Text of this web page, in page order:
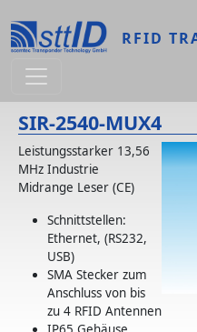
RFID
SIR-2540-MUX4
Leistungsstarker 13,56
MHz Industrie
Midrange Leser (CE)
Schnittstellen:
Ethernet, (RS232,
USB)
SMA Stecker zum
Anschluss von bis
zu 4 RFID Antennen